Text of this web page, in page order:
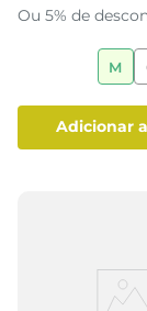
Ou 5% de
M
adicionar